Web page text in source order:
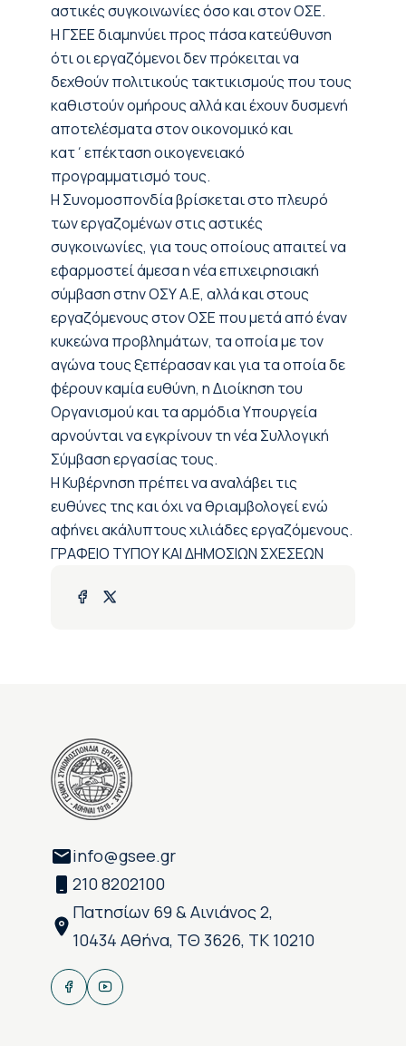
αστικές συγκοινωνίες όσο και στον ΟΣΕ.
ΗΓΣΕΕδιαμηνύει προς πάσα κατεύθυνση
ότι οι εργαζόμενοι δεν πρόκειται να
δεχθούνπολιτικούς τακτικισμούς που τους
καθιστούν ομήρους αλλά και έχουν δυσμενή
αποτελέσματα στον οικονομικό και
κατ΄επέκταση οικογενειακό
προγραμματισμό τους.
Η Συνομοσπονδίαβρίσκεται στο πλευρό
των εργαζομένων στις αστικές
συγκοινωνίες, για τους οποίους απαιτεί να
εφαρμοστεί άμεσα η νέα επιχειρησιακή
σύμβαση στην ΟΣΥ Α.Ε, αλλά και στους
εργαζόμενους στον ΟΣΕ που μετά από έναν
κυκεώνα προβλημάτων, τα οποία με τον
αγώνα τους ξεπέρασαν και για τα οποία δε
φέρουν καμία ευθύνη, η Διοίκηση του
Οργανισμού και τα αρμόδια Υπουργεία
αρνούνται να εγκρίνουν τη νέα Συλλογική
Σύμβαση εργασίας τους.
ΗΚυβέρνηση πρέπει να αναλάβει τις
ευθύνες της και όχι να θριαμβολογεί ενώ
αφήνει ακάλυπτους χιλιάδες εργαζόμενους.
ΓΡΑΦΕΙΟ ΤΥΠΟΥ ΚΑΙ ΔΗΜΟΣΙΩΝ ΣΧΕΣΕΩΝ
info@gsee.gr
210 8202100
Πατησίων 69 & Αινιάνος 2,
10434 Αθήνα, ΤΘ 3626, ΤΚ 10210